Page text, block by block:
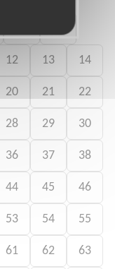
12 13 14
20 21 22
28 29 30
36 37 38
44 45 46
53 54 55
61 62 63